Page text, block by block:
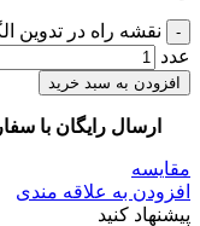
نقشه راه در تدوین
عدد
افزودن به سبد خرید
ارسال رایگان با سفارش
مقایسه
افزودن به علاقه مندی
پیشنهاد کنید